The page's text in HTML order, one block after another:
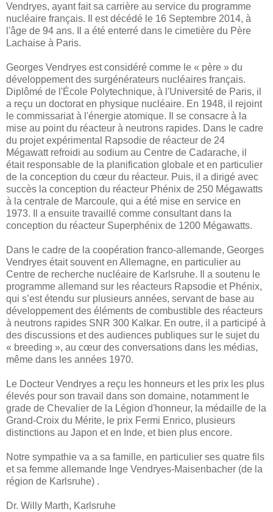
Vendryes, ayant fait sa carrière au service du programme
nucléaire français. Il est décédé le 16 Septembre 2014, à
l'âge de 94 ans. Il a été enterré dans le cimetière du Père
Lachaise à Paris.
Georges Vendryes est considéré comme le « père » du
développement des surgénérateurs nucléaires français.
Diplômé de l'École Polytechnique, à l'Université de Paris, il
a reçu un doctorat en physique nucléaire. En 1948, il rejoint
le commissariat à l'énergie atomique. Il se consacre à la
mise au point du réacteur à neutrons rapides. Dans le cadre
du projet expérimental Rapsodie de réacteur de 24
Mégawatt refroidi au sodium au Centre de Cadarache, il
était responsable de la planification globale et en particulier
de la conception du cœur du réacteur. Puis, il a dirigé avec
succès la conception du réacteur Phénix de 250 Mégawatts
à la centrale de Marcoule, qui a été mise en service en
1973. Il a ensuite travaillé comme consultant dans la
conception du réacteur Superphénix de 1200 Mégawatts.
Dans le cadre de la coopération franco-allemande, Georges
Vendryes était souvent en Allemagne, en particulier au
Centre de recherche nucléaire de Karlsruhe. Il a soutenu le
programme allemand sur les réacteurs Rapsodie et Phénix,
qui s’est étendu sur plusieurs années, servant de base au
développement des éléments de combustible des réacteurs
à neutrons rapides SNR 300 Kalkar. En outre, il a participé à
des discussions et des audiences publiques sur le sujet du
« breeding », au cœur des conversations dans les médias,
même dans les années 1970.
Le Docteur Vendryes a reçu les honneurs et les prix les plus
élevés pour son travail dans son domaine, notamment le
grade de Chevalier de la Légion d'honneur, la médaille de la
Grand-Croix du Mérite, le prix Fermi Enrico, plusieurs
distinctions au Japon et en Inde, et bien plus encore.
Notre sympathie va a sa famille, en particulier ses quatre fils
et sa femme allemande Inge Vendryes-Maisenbacher (de la
région de Karlsruhe) .
Dr. Willy Marth, Karlsruhe